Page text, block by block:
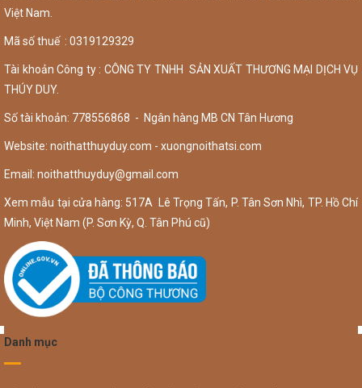
Việt Nam.
Mã số thuế : 0319129329
Tài khoản Công ty : CÔNG TY TNHH SẢN XUẤT THƯƠNG MẠI DỊCH VỤ
THÚY DUY.
Số tài khoản: 778556868 - Ngân hàng MB CN Tân Hương
Website: noithatthuyduy.com - xuongnoithatsi.com
Email: noithatthuyduy@gmail.com
Xem mẫu tại cửa hàng: 517A Lê Trọng Tấn, P. Tân Sơn Nhì, TP. Hồ Chí
Minh, Việt Nam (P. Sơn Kỳ, Q. Tân Phú cũ)
Danh mục